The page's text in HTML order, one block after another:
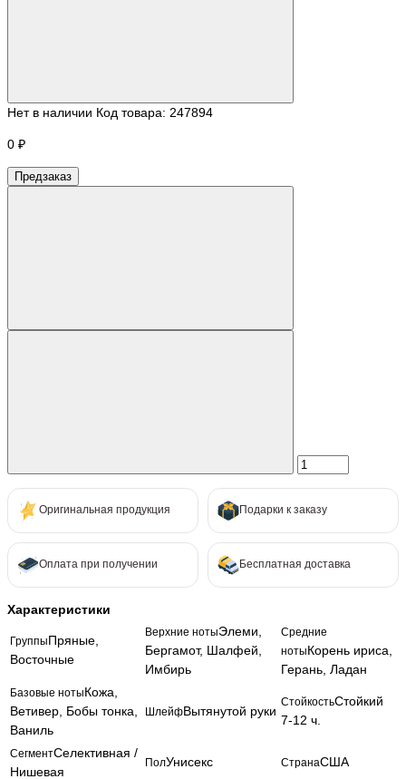
Нет в наличии Код товара: 247894
0 ₽
Предзаказ
Оригинальная продукция Подарки к заказу
Оплата при получении Бесплатная доставка
Характеристики
ГруппыПряные,
Восточные
Верхние нотыЭлеми,
Бергамот, Шалфей,
Имбирь
Средние
нотыКорень ириса,
Герань, Ладан
Базовые нотыКожа,
Ветивер, Бобы тонка,
Ваниль
ШлейфВытянутой руки
СтойкостьСтойкий
7-12 ч.
СегментСелективная /
Нишевая
ПолУнисекс СтранаСША